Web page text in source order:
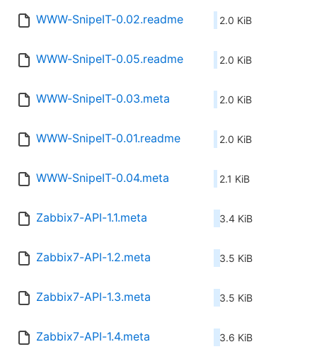
WWW-SnipeIT-0.02.readme 2.0 KiB
WWW-SnipeIT-0.05.readme 2.0 KiB
WWW-SnipeIT-0.03.meta 2.0 KiB
WWW-SnipeIT-0.01.readme 2.0 KiB
WWW-SnipeIT-0.04.meta 2.1 KiB
Zabbix7-API-1.1.meta 3.4 KiB
Zabbix7-API-1.2.meta 3.5 KiB
Zabbix7-API-1.3.meta 3.5 KiB
Zabbix7-API-1.4.meta 3.6 KiB